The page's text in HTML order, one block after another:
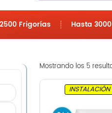
Frigorías Hasta
Mostrando los 5